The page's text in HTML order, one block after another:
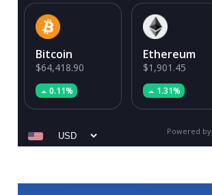
Bitcoin
$64,418.90
0.11%
Ethereum
$1,901.45
1.31%
Powered by